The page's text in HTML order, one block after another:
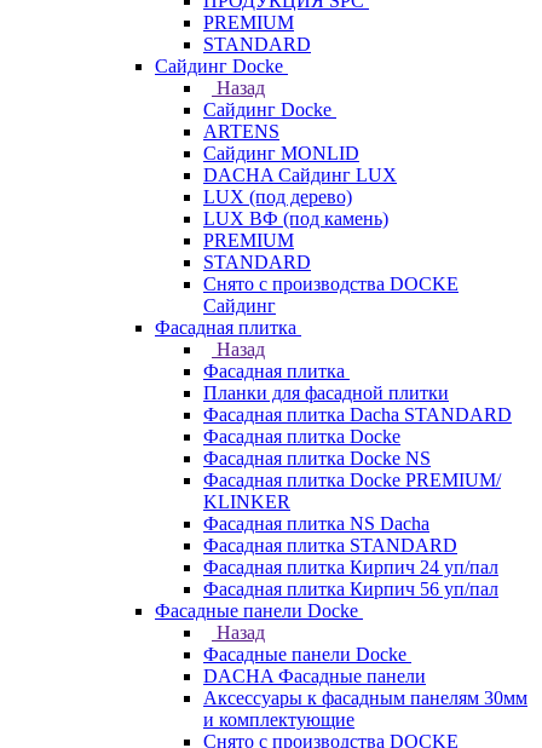
PREMIUM
STANDARD
Сайдинг Docke
Назад
Сайдинг Docke
ARTENS
Cайдинг MONLID
DACHA Сайдинг LUX
LUX (под дерево)
LUX ВФ (под камень)
PREMIUM
STANDARD
Снято с производства DOCKE
Сайдинг
Фасадная плитка
Назад
Фасадная плитка
Планки для фасадной плитки
Фасадная плитка Dacha STANDARD
Фасадная плитка Docke
Фасадная плитка Docke NS
Фасадная плитка Docke PREMIUM/
KLINKER
Фасадная плитка NS Dacha
Фасадная плитка STANDARD
Фасадная плитка Кирпич 24 уп/пал
Фасадная плитка Кирпич 56 уп/пал
Фасадные панели Docke
Назад
Фасадные панели Docke
DACHA Фасадные панели
Аксессуары к фасадным панелям 30мм
и комплектующие
Снято с производства DOCKE